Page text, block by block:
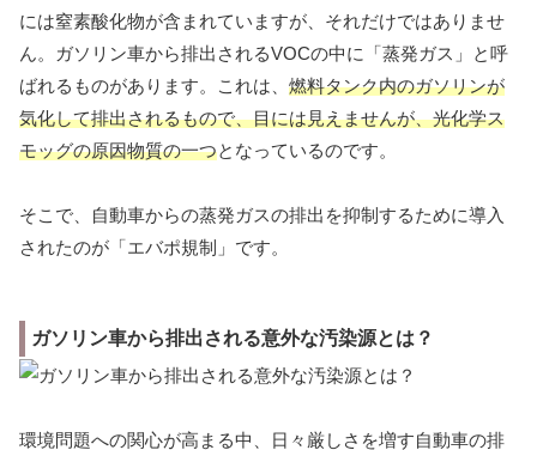
には窒素酸化物が含まれていますが、それだけではありませ
ん。ガソリン車から排出されるVOCの中に「蒸発ガス」と呼
ばれるものがあります。これは、 燃料タンク内のガソリンが
気化して排出されるもので、目には見えませんが、光化学ス
モッグの原因物質の一つとなっているのです。
そこで、自動車からの蒸発ガスの排出を抑制するために導入
されたのが「エバポ規制」です。
ガソリン車から排出される意外な汚染源とは？
環境問題への関心が高まる中、日々厳しさを増す自動車の排